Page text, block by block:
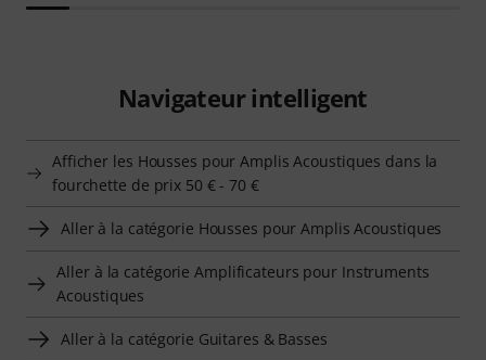
Navigateur intelligent
Afficher les Housses pour Amplis Acoustiques dans la
fourchette de prix 50 € - 70 €
Aller à la catégorie Housses pour Amplis Acoustiques
Aller à la catégorie Amplificateurs pour Instruments
Acoustiques
Aller à la catégorie Guitares & Basses